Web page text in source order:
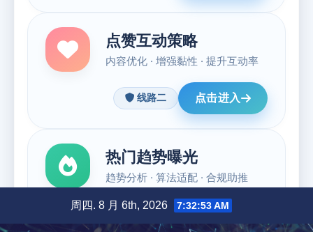
周四. 8 月 6th, 2026 7:32:54 AM